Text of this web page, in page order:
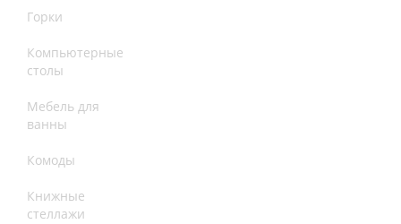
Горки
Компьютерные
столы
Мебель для
ванны
Комоды
Книжные
стеллажи